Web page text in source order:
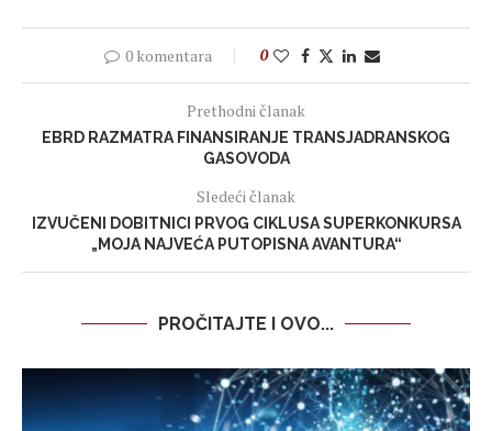
0 komentara 0
Prethodni članak
EBRD RAZMATRA FINANSIRANJE TRANSJADRANSKOG
GASOVODA
Sledeći članak
IZVUČENI DOBITNICI PRVOG CIKLUSA SUPERKONKURSA
„MOJA NAJVEĆA PUTOPISNA AVANTURA“
PROČITAJTE I OVO...